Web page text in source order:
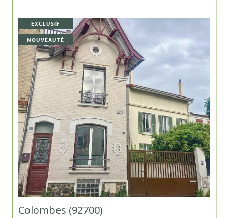
EXCLUSIF
NOUVEAUTÉ
Colombes (92700)